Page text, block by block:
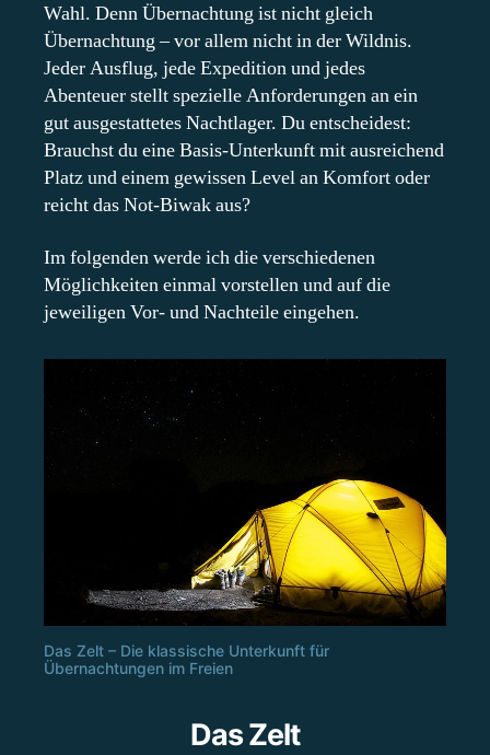
Wahl. Denn Übernachtung ist nicht gleich
Übernachtung – vor allem nicht in der Wildnis.
Jeder Ausflug, jede Expedition und jedes
Abenteuer stellt spezielle Anforderungen an ein
gut ausgestattetes Nachtlager. Du entscheidest:
Brauchst du eine Basis-Unterkunft mit ausreichend
Platz und einem gewissen Level an Komfort oder
reicht das Not-Biwak aus?
Im folgenden werde ich die verschiedenen
Möglichkeiten einmal vorstellen und auf die
jeweiligen Vor- und Nachteile eingehen.
Das Zelt – Die klassische Unterkunft für
Übernachtungen im Freien
Das Zelt